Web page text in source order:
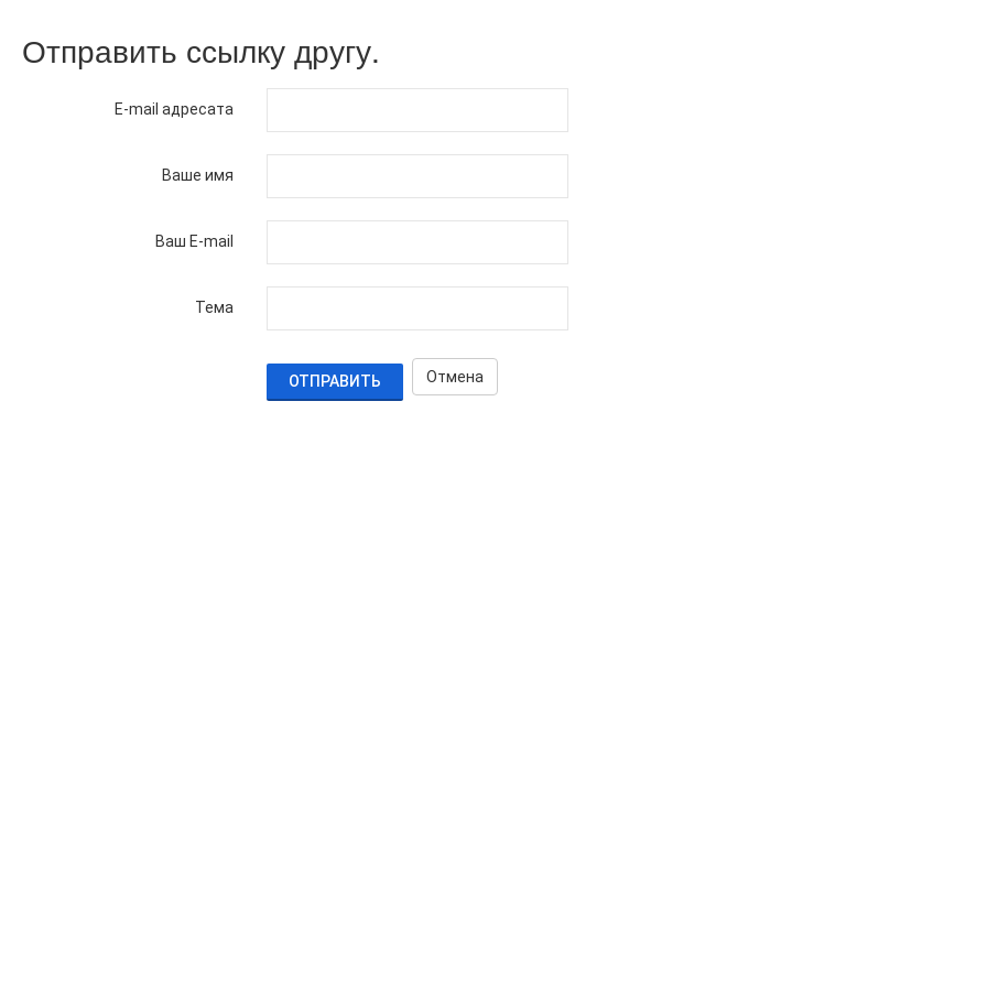
Отправить ссылку другу.
E-mail адресата
Ваше имя
Ваш E-mail
Тема
ОТПРАВИТЬ Отмена